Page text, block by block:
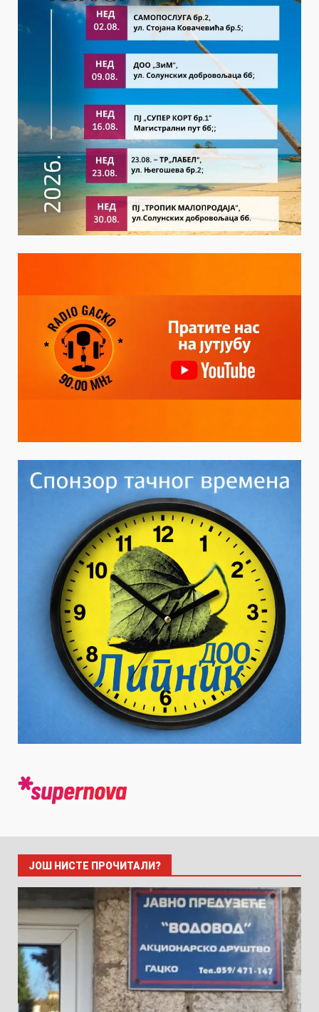
ЈОШ НИСТЕ ПРОЧИТАЛИ?